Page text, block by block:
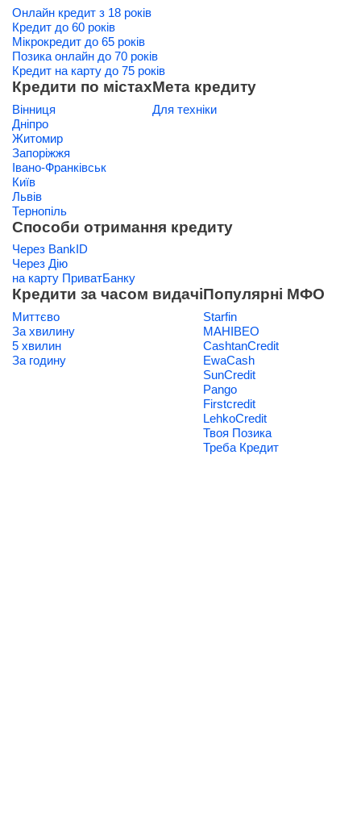
Онлайн кредит з 18 років
Кредит до 60 років
Мікрокредит до 65 років
Позика онлайн до 70 років
Кредит на карту до 75 років
Кредити по містах
Вінниця
Дніпро
Житомир
Запоріжжя
Івано-Франківськ
Київ
Львів
Тернопіль
Мета кредиту
Для техніки
Способи отримання кредиту
Через BankID
Через Дію
на карту ПриватБанку
Кредити за часом видачі
Миттєво
За хвилину
5 хвилин
За годину
Популярні МФО
Starfin
МАНІВЕО
CashtanCredit
EwaCash
SunCredit
Pango
Firstcredit
LehkoCredit
Твоя Позика
Треба Кредит